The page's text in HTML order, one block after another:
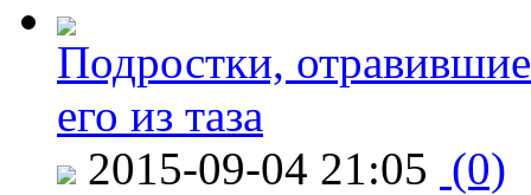
Подростки,
его из таза
2015-09-04 21:05 (0)